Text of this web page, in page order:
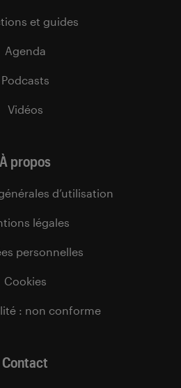
et guides
Agenda
Podcasts
Vidéos
À propos
d’utilisation
légales
personnelles
Cookies
: non conforme
Contact